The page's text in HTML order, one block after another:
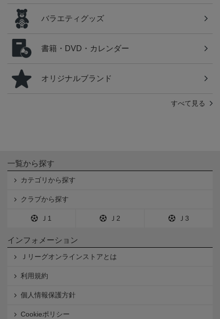
バラエティグッズ
書籍・DVD・カレンダー
オリジナルブランド
すべて見る
一覧から探す
カテゴリから探す
クラブから探す
Ｊ1 Ｊ2 Ｊ3
インフォメーション
Ｊリーグオンラインストアとは
利用規約
個人情報保護方針
Cookieポリシー